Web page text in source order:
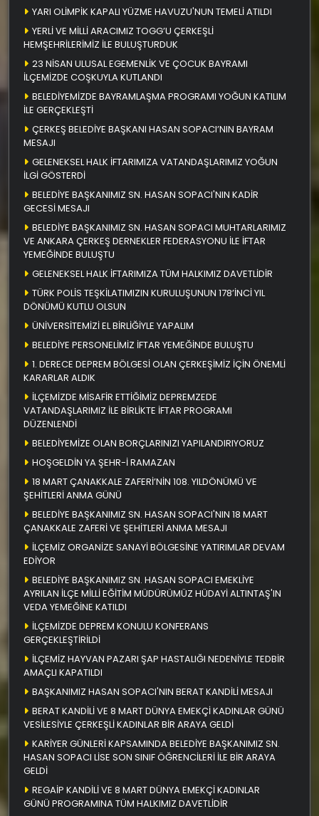
YARI OLİMPİK KAPALI YÜZME HAVUZU'NUN TEMELİ ATILDI
YERLİ VE MİLLİ ARACIMIZ TOGG’U ÇERKEŞLİ
HEMŞEHRİLERİMİZ İLE BULUŞTURDUK
23 NİSAN ULUSAL EGEMENLİK VE ÇOCUK BAYRAMI
İLÇEMİZDE COŞKUYLA KUTLANDI
BELEDİYEMİZDE BAYRAMLAŞMA PROGRAMI YOĞUN KATILIM
İLE GERÇEKLEŞTİ
ÇERKEŞ BELEDİYE BAŞKANI HASAN SOPACI’NIN BAYRAM
MESAJI
GELENEKSEL HALK İFTARIMIZA VATANDAŞLARIMIZ YOĞUN
İLGİ GÖSTERDİ
BELEDİYE BAŞKANIMIZ SN. HASAN SOPACI'NIN KADİR
GECESİ MESAJI
BELEDİYE BAŞKANIMIZ SN. HASAN SOPACI MUHTARLARIMIZ
VE ANKARA ÇERKEŞ DERNEKLER FEDERASYONU İLE İFTAR
YEMEĞİNDE BULUŞTU
GELENEKSEL HALK İFTARIMIZA TÜM HALKIMIZ DAVETLİDİR
TÜRK POLİS TEŞKİLATIMIZIN KURULUŞUNUN 178’İNCİ YIL
DÖNÜMÜ KUTLU OLSUN
ÜNİVERSİTEMİZİ EL BİRLİĞİYLE YAPALIM
BELEDİYE PERSONELİMİZ İFTAR YEMEĞİNDE BULUŞTU
1. DERECE DEPREM BÖLGESİ OLAN ÇERKEŞİMİZ İÇİN ÖNEMLİ
KARARLAR ALDIK
İLÇEMİZDE MİSAFİR ETTİĞİMİZ DEPREMZEDE
VATANDAŞLARIMIZ İLE BİRLİKTE İFTAR PROGRAMI
DÜZENLENDİ
BELEDİYEMİZE OLAN BORÇLARINIZI YAPILANDIRIYORUZ
HOŞGELDİN YA ŞEHR-İ RAMAZAN
18 MART ÇANAKKALE ZAFERİ’NİN 108. YILDÖNÜMÜ VE
ŞEHİTLERİ ANMA GÜNÜ
BELEDİYE BAŞKANIMIZ SN. HASAN SOPACI'NIN 18 MART
ÇANAKKALE ZAFERİ VE ŞEHİTLERİ ANMA MESAJI
İLÇEMİZ ORGANİZE SANAYİ BÖLGESİNE YATIRIMLAR DEVAM
EDİYOR
BELEDİYE BAŞKANIMIZ SN. HASAN SOPACI EMEKLİYE
AYRILAN İLÇE MİLLİ EĞİTİM MÜDÜRÜMÜZ HÜDAYİ ALTINTAŞ'IN
VEDA YEMEĞİNE KATILDI
İLÇEMİZDE DEPREM KONULU KONFERANS
GERÇEKLEŞTİRİLDİ
İLÇEMİZ HAYVAN PAZARI ŞAP HASTALIĞI NEDENİYLE TEDBİR
AMAÇLI KAPATILDI
BAŞKANIMIZ HASAN SOPACI'NIN BERAT KANDİLİ MESAJI
BERAT KANDİLİ VE 8 MART DÜNYA EMEKÇİ KADINLAR GÜNÜ
VESİLESİYLE ÇERKEŞLİ KADINLAR BİR ARAYA GELDİ
KARİYER GÜNLERİ KAPSAMINDA BELEDİYE BAŞKANIMIZ SN.
HASAN SOPACI LİSE SON SINIF ÖĞRENCİLERİ İLE BİR ARAYA
GELDİ
REGAİP KANDİLİ VE 8 MART DÜNYA EMEKÇİ KADINLAR
GÜNÜ PROGRAMINA TÜM HALKIMIZ DAVETLİDİR